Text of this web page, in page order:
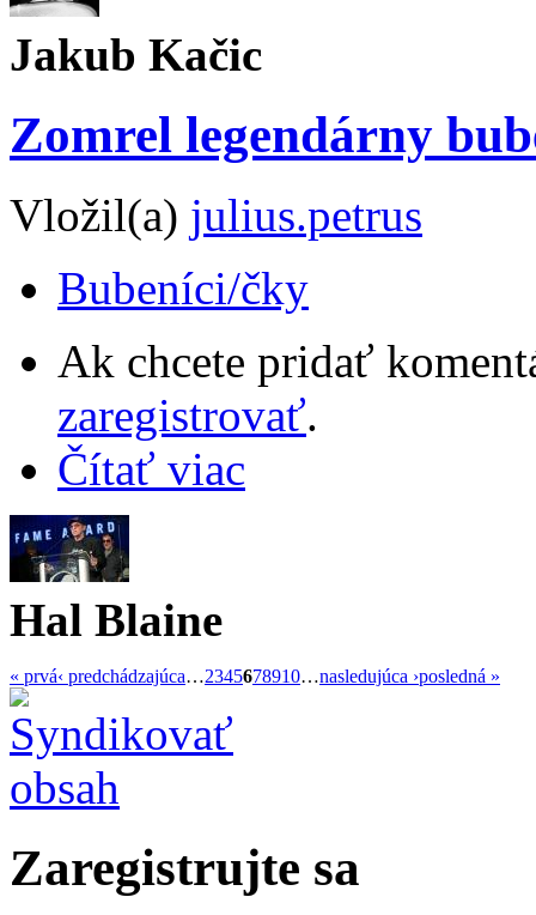
Jakub Kačic
Zomrel legendárny
Vložil(a) julius.petrus
Bubeníci/čky
Ak chcete pridať
zaregistrovať.
Čítať viac
Hal Blaine
« prvá‹ predchádzajúca…2345678910…nasledujúca ›posledná »
Zaregistrujte sa